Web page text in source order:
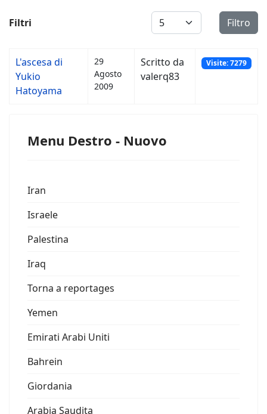
Filtri Visualizza # Filtro
L'ascesa di
Yukio
Hatoyama
29
Agosto
2009
Scritto da
valerq83
Visite: 7279
Menu Destro - Nuovo
Iran
Israele
Palestina
Iraq
Torna a reportages
Yemen
Emirati Arabi Uniti
Bahrein
Giordania
Arabia Saudita